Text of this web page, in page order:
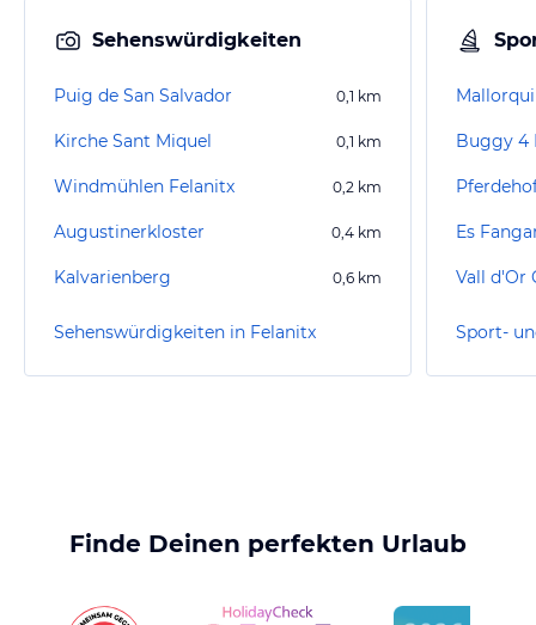
Sehenswürdigkeiten
Puig de San Salvador 0,1 km
Kirche Sant Miquel 0,1 km
Windmühlen Felanitx 0,2 km
Augustinerkloster 0,4 km
Kalvarienberg 0,6 km
Sehenswürdigkeiten in Felanitx
Es
Vall d'Or
Sport-
Finde Deinen perfekten Urlaub